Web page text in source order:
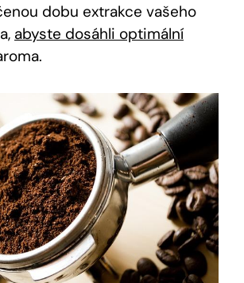
dobu extrakce vašeho
abyste dosáhli optimální